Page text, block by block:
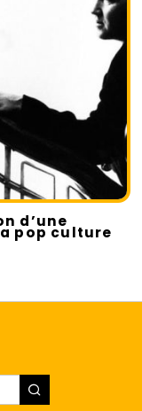
d’une
pop culture